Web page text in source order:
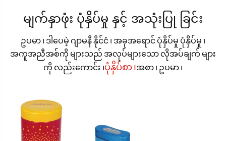
မျက်နှာဖုံး ပုံနှိပ်မှု နှင့် အသုံးပြု ခြင်း
ဥပမာ ၊ ဒါပေမဲ့ ဂျာမနီ နိုင်ငံ ၊ အခုအရောင် ပုံနှိပ်မှု ပုံနှိပ်မှု ၊
အကူအညီအစ်ကို များသည် အလုပ်များသော လိုအပ်ချက် များ
ကို လည်းကောင်း ၊ပုံနှိပ်စာ ၊အစာ ၊ ဥပမာ ၊